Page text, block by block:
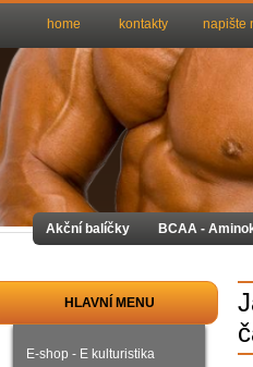
HLAVNÍ MENU
E-shop - E kulturistika
home kontakty napište
Akční balíčky BCAA -